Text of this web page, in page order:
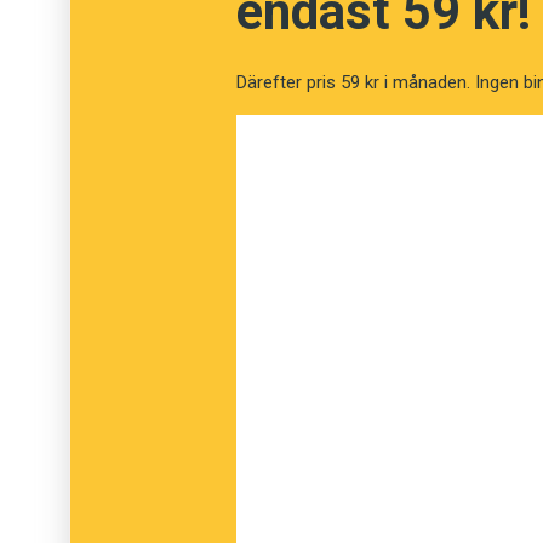
Därefter pris 59 kr i månaden. Ingen